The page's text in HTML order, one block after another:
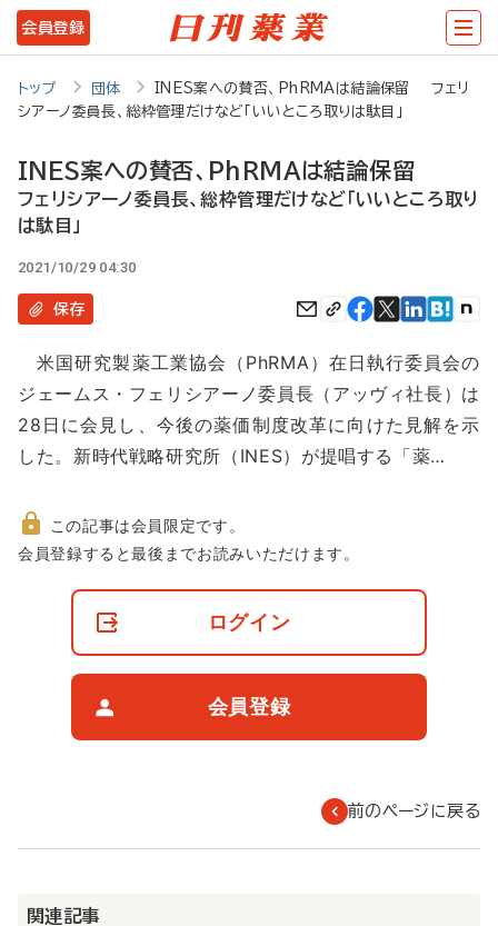
メ
イ
テ
ツ
に
会員登録
トップ 団体
INES案への賛否、PhRMAは結論保留 フェリ
シアーノ委員長、総枠管理だけなど「いいところ取りは駄目」
INES案への賛否、PhRMAは結論保留
フェリシアーノ委員長、総枠管理だけなど「いいところ取り
は駄目」
2021/10/29 04:30
保存
米国研究製薬工業協会（PhRMA）在日執行委員会の
ジェームス・フェリシアーノ委員長（アッヴィ社長）は
28日に会見し、今後の薬価制度改革に向けた見解を示
した。新時代戦略研究所（INES）が提唱する「薬…
非
この記事は会員限定です。
会員登録すると最後までお読みいただけます。
ログイン
会員登録
前のページに戻る
関連記事